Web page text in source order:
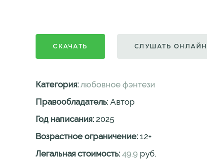
СКАЧАТЬ СЛУШАТЬ ОНЛАЙН
Категория: любовное фэнтези
Правообладатель: Автор
Год написания: 2025
Возрастное ограничение: 12+
Легальная стоимость: 49.9 руб.